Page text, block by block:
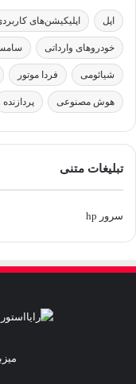
اپل اپلیکیشن‌های
خودروهای وارداتی
شیائومی فردا موتور
هوش مصنوعی پردازنده
تبلیغات متنی
سرور hp